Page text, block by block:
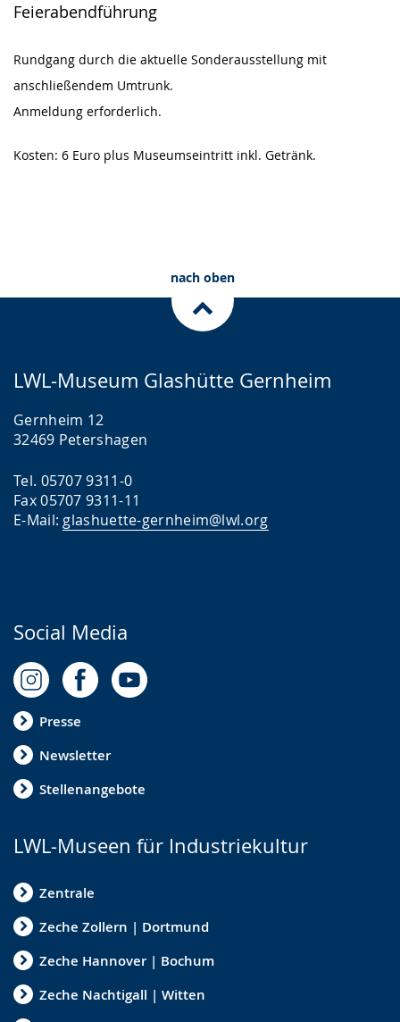
Feierabendführung
Rundgang durch die aktuelle Sonderausstellung mit
anschließendem Umtrunk.
Anmeldung erforderlich.
Kosten: 6 Euro plus Museumseintritt inkl. Getränk.
nach oben
LWL-Museum Glashütte Gernheim
Gernheim 12
32469 Petershagen
Tel. 05707 9311-0
Fax 05707 9311-11
E-Mail: glashuette-gernheim@lwl.org
Social Media
Presse
Newsletter
Stellenangebote
LWL-Museen für Industriekultur
Zentrale
Zeche Zollern | Dortmund
Zeche Hannover | Bochum
Zeche Nachtigall | Witten